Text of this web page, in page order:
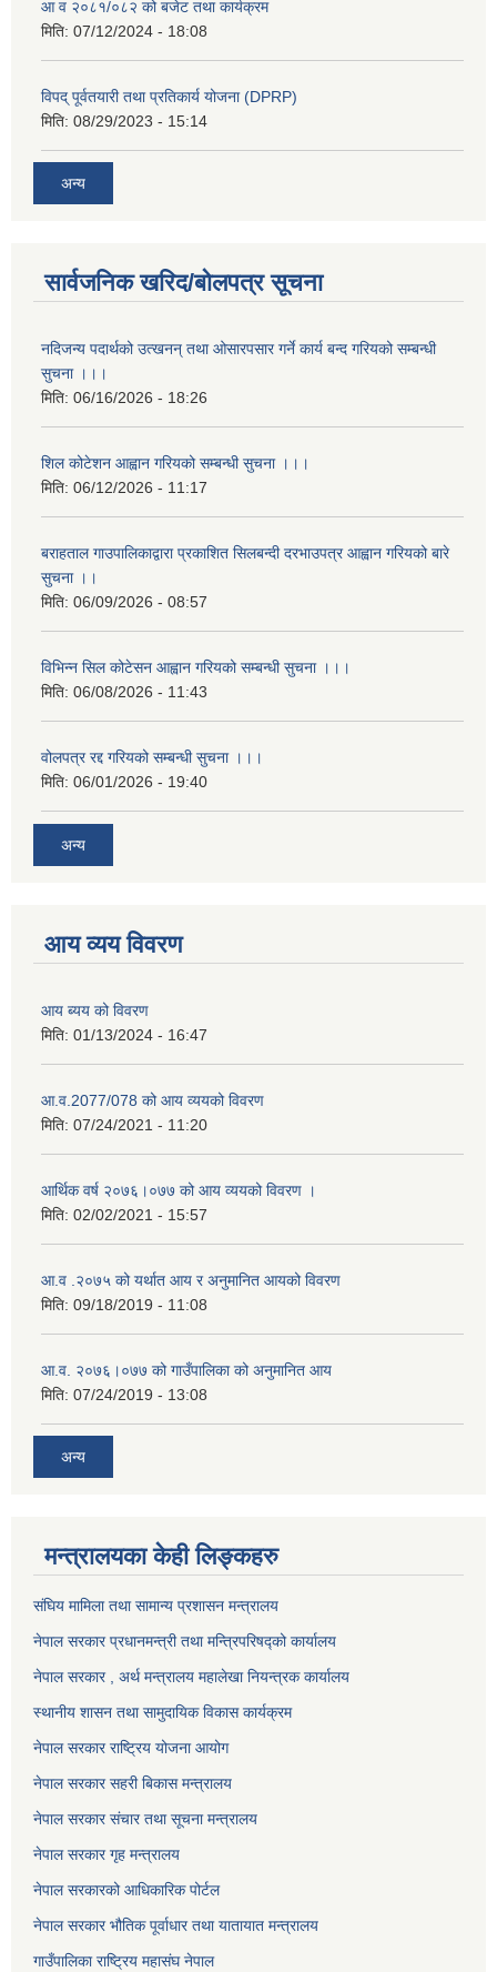
आ व २०८१/०८२ को बजेट तथा कार्यक्रम
मिति: 07/12/2024 - 18:08
विपद् पूर्वतयारी तथा प्रतिकार्य योजना (DPRP)
मिति: 08/29/2023 - 15:14
अन्य
सार्वजनिक खरिद/बोलपत्र सूचना
नदिजन्य पदार्थको उत्खनन् तथा ओसारपसार गर्ने कार्य बन्द गरियको सम्बन्धी
सुचना ।।।
मिति: 06/16/2026 - 18:26
शिल कोटेशन आह्वान गरियको सम्बन्धी सुचना ।।।
मिति: 06/12/2026 - 11:17
बराहताल गाउपालिकाद्वारा प्रकाशित सिलबन्दी दरभाउपत्र आह्वान गरियको बारे
सुचना ।।
मिति: 06/09/2026 - 08:57
विभिन्न सिल कोटेसन आह्वान गरियको सम्बन्धी सुचना ।।।
मिति: 06/08/2026 - 11:43
वोलपत्र रद्द गरियको सम्बन्धी सुचना ।।।
मिति: 06/01/2026 - 19:40
अन्य
आय व्यय विवरण
आय ब्यय को विवरण
मिति: 01/13/2024 - 16:47
आ.व.2077/078 को आय व्ययको विवरण
मिति: 07/24/2021 - 11:20
आर्थिक वर्ष २०७६।०७७ को आय व्ययको विवरण ।
मिति: 02/02/2021 - 15:57
आ.व .२०७५ को यर्थात आय र अनुमानित आयको विवरण
मिति: 09/18/2019 - 11:08
आ.व. २०७६।०७७ को गाउँपालिका को अनुमानित आय
मिति: 07/24/2019 - 13:08
अन्य
मन्त्रालयका केही लिङ्कहरु
संघिय मामिला तथा सामान्य प्रशासन मन्त्रालय
नेपाल सरकार प्रधानमन्त्री तथा मन्त्रिपरिषद्को कार्यालय
नेपाल सरकार , अर्थ मन्त्रालय महालेखा नियन्त्रक कार्यालय
स्थानीय शासन तथा सामुदायिक विकास कार्यक्रम
नेपाल सरकार राष्ट्रिय योजना आयोग
नेपाल सरकार सहरी बिकास मन्त्रालय
नेपाल सरकार संचार तथा सूचना मन्त्रालय
नेपाल सरकार गृह मन्त्रालय
नेपाल सरकारको आधिकारिक पोर्टल
नेपाल सरकार भौतिक पूर्वाधार तथा यातायात मन्त्रालय
गाउँपालिका राष्ट्रिय महासंघ नेपाल